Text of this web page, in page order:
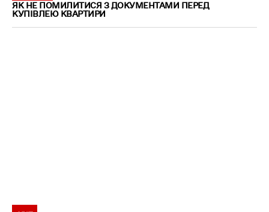
ЯК НЕ ПОМИЛИТИСЯ З ДОКУМЕНТАМИ ПЕРЕД
КУПІВЛЕЮ КВАРТИРИ